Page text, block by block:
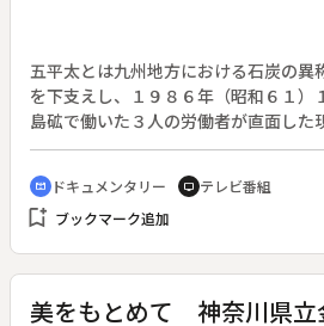
五平太とは九州地方における石炭の異
を下支えし、１９８６年（昭和６１）
島砿で働いた３人の労働者が直面した
エネルギー政策転換が個人に及ぼした
れた厳しい環境を描く。◆三菱高島砿
を体験した鉱員が多かった。下請工と
の一人。直轄鉱員と比較して閉山時の
女は高校進学をあきらめて名古屋の紡
さんは農業を嫌って高島に来たが、や
cinematic_blur ドキュメンタリー tv テレビ番組
bookmark_add ブックマーク追加
美をもとめて 神奈川県立